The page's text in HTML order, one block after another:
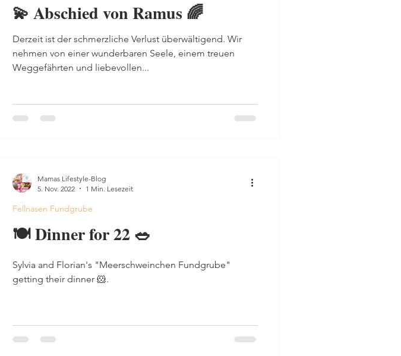
💫 Abschied von Ramus 🌈
Derzeit ist der schmerzliche Verlust überwältigend. Wir
nehmen von einer wunderbaren Seele, einem treuen
Weggefährten und liebevollen...
🍽 Dinner for 22 🥗
Sylvia and Florian's "Meerschweinchen Fundgrube"
getting their dinner 🐹.
Fellnasen Fundgrube
Mamas Lifestyle-Blog
5. Nov. 2022
1 Min. Lesezeit